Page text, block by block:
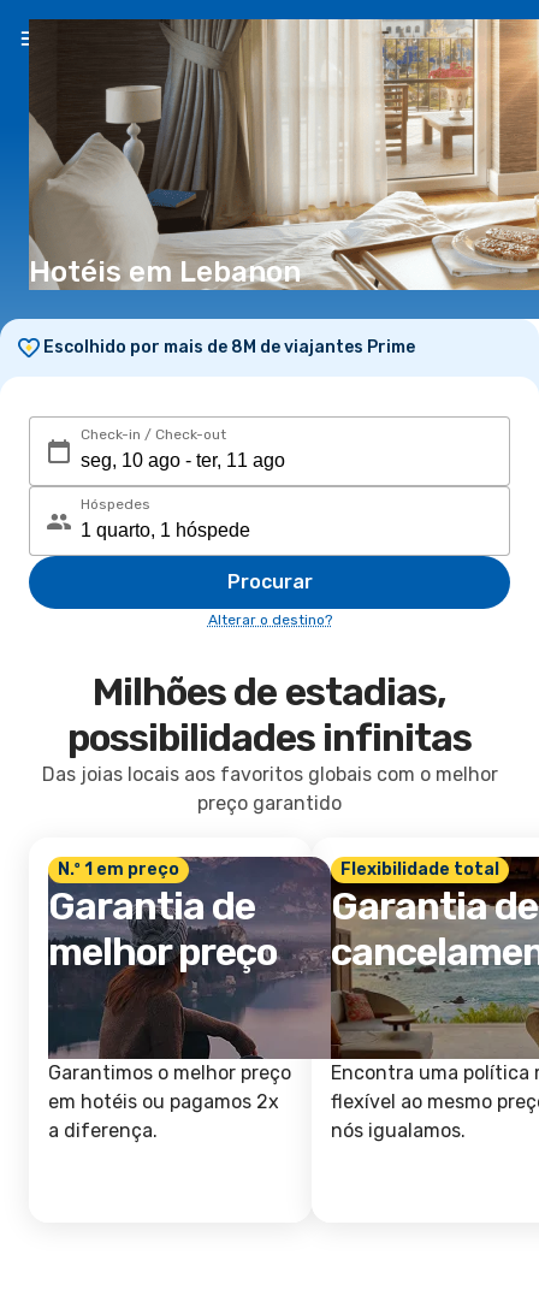
PT(€)
Hotéis em Lebanon
Escolhido por mais de 8M de viajantes Prime
Check-in / Check-out
Hóspedes
Procurar
Alterar o destino?
Milhões de estadias,
possibilidades infinitas
Das joias locais aos favoritos globais com o melhor
preço garantido
N.º 1 em preço
Garantia de
melhor preço
Garantimos o melhor preço
em hotéis ou pagamos 2x
a diferença.
Flexibilidade total
Garantia de
Encontra uma política
flexível ao mesmo
nós igualamos.